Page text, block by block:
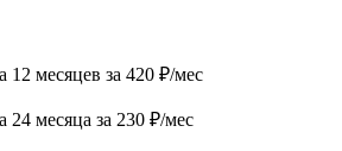
12 месяцев за 420 ₽/мес
24 месяца за 230 ₽/мес